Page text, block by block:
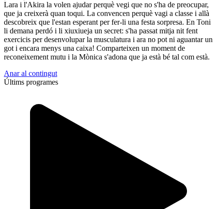
Lara i l'Akira la volen ajudar perquè vegi que no s'ha de preocupar,
que ja creixerà quan toqui. La convencen perquè vagi a classe i allà
descobreix que l'estan esperant per fer-li una festa sorpresa. En Toni
li demana perdó i li xiuxiueja un secret: s'ha passat mitja nit fent
exercicis per desenvolupar la musculatura i ara no pot ni aguantar un
got i encara menys una caixa! Comparteixen un moment de
reconeixement mutu i la Mònica s'adona que ja està bé tal com està.
Anar al contingut
Últims programes